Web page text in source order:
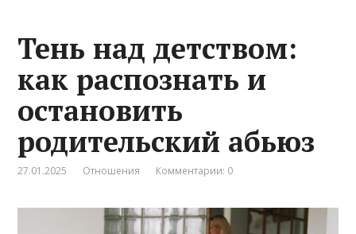
Тень над детством:
как распознать и
остановить
родительский абьюз
27.01.2025 Отношения Комментарии: 0